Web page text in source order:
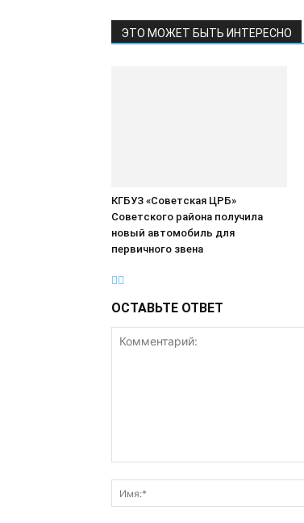
ЭТО МОЖЕТ БЫТЬ ИНТЕРЕСНО
КГБУЗ «Советская ЦРБ»
Советского района получила
новый автомобиль для
первичного звена
ОСТАВЬТЕ ОТВЕТ